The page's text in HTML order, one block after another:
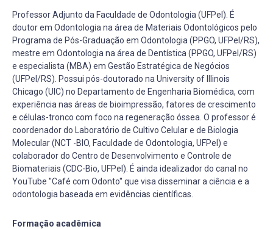
Professor Adjunto da Faculdade de Odontologia (UFPel). É
doutor em Odontologia na área de Materiais Odontológicos pelo
Programa de Pós-Graduação em Odontologia (PPGO, UFPel/RS),
mestre em Odontologia na área de Dentística (PPGO, UFPel/RS)
e especialista (MBA) em Gestão Estratégica de Negócios
(UFPel/RS). Possui pós-doutorado na University of Illinois
Chicago (UIC) no Departamento de Engenharia Biomédica, com
experiência nas áreas de bioimpressão, fatores de crescimento
e células-tronco com foco na regeneração óssea. O professor é
coordenador do Laboratório de Cultivo Celular e de Biologia
Molecular (NCT -BIO, Faculdade de Odontologia, UFPel) e
colaborador do Centro de Desenvolvimento e Controle de
Biomateriais (CDC-Bio, UFPel). É ainda idealizador do canal no
YouTube ''Café com Odonto'' que visa disseminar a ciência e a
odontologia baseada em evidências científicas.
Formação acadêmica